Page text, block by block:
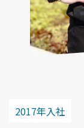
2017年入社